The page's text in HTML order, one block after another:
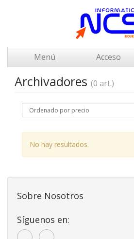
Menú Acceso
Archivadores (0 art.)
No hay resultados.
Sobre Nosotros
Síguenos en: